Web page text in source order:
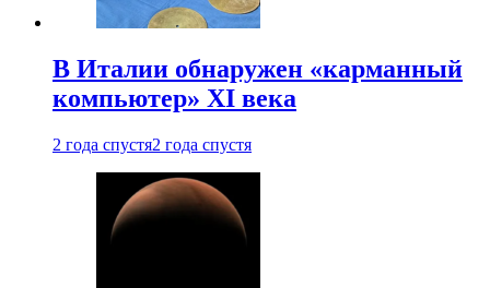
В Италии обнаружен «карманный
компьютер» XI века
2 года спустя2 года спустя